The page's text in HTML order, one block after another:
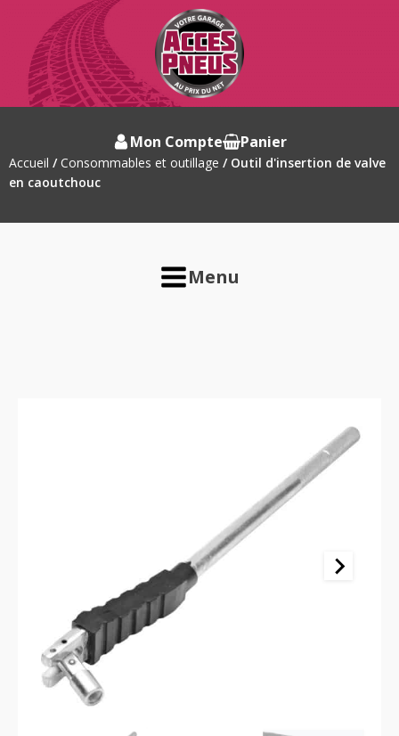
Accueil /Consommables et outillage / Outil d'insertion de valve
en caoutchouc
Mon Compte Panier
Menu